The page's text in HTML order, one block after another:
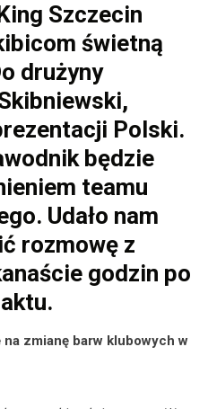
Szczecin
świetną
drużyny
Polski.
będzie
teamu
Udało nam
rozmowę z
godzin po
zmianę barw klubowych w